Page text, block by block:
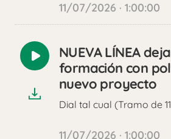
11/07/2026 · 1:00:00
Reproducir
audio
NUEVA LÍNEA
formación con
nuevo proyecto
Dial tal cual (Tramo de
11/07/2026 · 1:00:00